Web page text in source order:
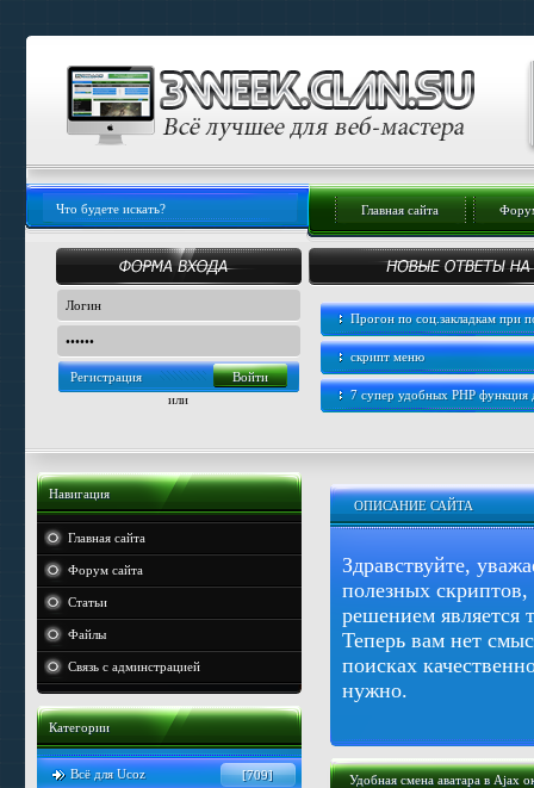
Главная сайта
Регистрация
или
Прогон по соц.закладкам при
скрипт меню
7 супер удобных PHP функция
Навигация
Главная сайта
Форум сайта
Статьи
Файлы
Связь с админстрацией
Категории
Всё для Ucoz [709]
ОПИСАНИЕ САЙТА
Здравствуйте,
полезных
решением является
Теперь вам нет
поисках
нужно.
Удобная смена аватара в Ajax